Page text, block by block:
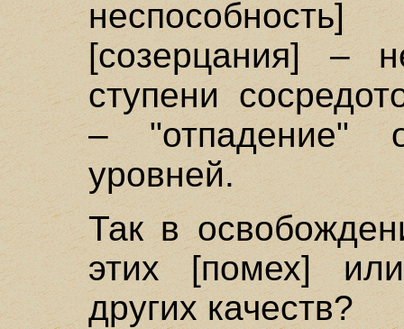
[созерцания] –
ступени
– "отпадение"
уровней.
Так в
этих [помех]
других качеств?